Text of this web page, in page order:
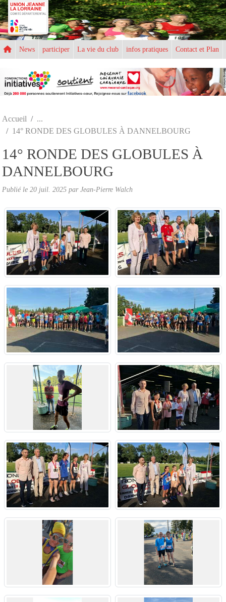
UJLL commission d'athlétisme
News participer La vie du club infos pratiques Contact et Plan
Accueil
14° RONDE DES GLOBULES À DANNELBOURG
14° RONDE DES GLOBULES À
DANNELBOURG
Publié le 20 juil. 2025 parJean-Pierre Walch
Panneau de gestion des cookies